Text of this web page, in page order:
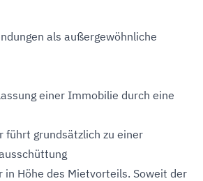
als außergewöhnliche
einer Immobilie durch eine
führt grundsätzlich zu einer
in Höhe des Mietvorteils. Soweit der